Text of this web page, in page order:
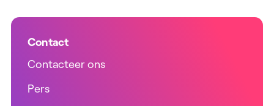
Contact
Contacteer ons
Pers